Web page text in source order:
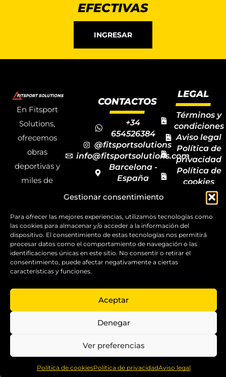
Gestionar consentimiento
Para ofrecer las mejores experiencias, utilizamos tecnologías como
las cookies para almacenar y/o acceder a la información del
dispositivo. El consentimiento de estas tecnologías nos permitirá
procesar datos como el comportamiento de navegación o las
identificaciones únicas en este sitio. No consentir o retirar el
consentimiento, puede afectar negativamente a ciertas
características y funciones.
Aceptar
Denegar
Ver preferencias
Política de cookiesPolítica de privacidadAviso legal
Home Shop Compare More
EFECTIVAS
INGRESAR
En Fitsport
Solutions,
ofrecemos
obras
deportivas y
miles de
deportivos
para todas las
disciplinas,
garantizando
Copyright ©
FitSport
Solutions
CONTACTOS
+34
654526384
@fitsportsolutions
info@fitsportsolutions.com
Barcelona -
España
de contacto
LEGAL
Términos y
condiciones
Aviso legal
Política de
privacidad
Política de
cookies
Mapa del
sitio